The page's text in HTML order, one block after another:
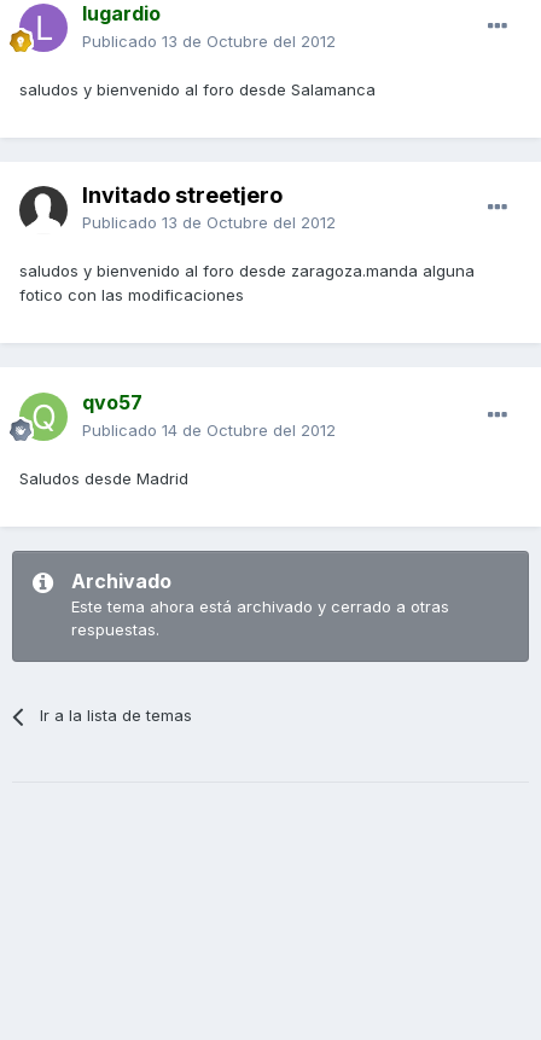
lugardio
Publicado 13 de Octubre del 2012
saludos y bienvenido al foro desde Salamanca
Invitado streetjero
Publicado 13 de Octubre del 2012
saludos y bienvenido al foro desde zaragoza.manda alguna
fotico con las modificaciones
qvo57
Publicado 14 de Octubre del 2012
Saludos desde Madrid
Archivado
Este tema ahora está archivado y cerrado a otras
respuestas.
Ir a la lista de temas